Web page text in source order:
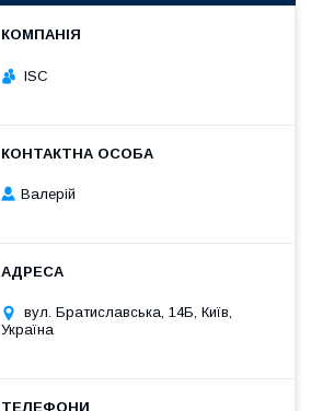
ISC
Валерій
вул. Братиславська, 14Б, Київ,
Україна